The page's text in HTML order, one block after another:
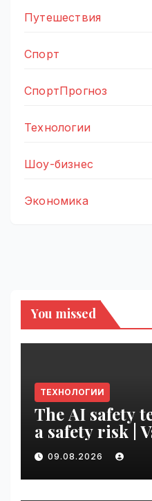
Путешествия
Спорт
СпортПрогноз
Технологии
Шоу-бизнес
Экономика
You missed
ТЕХНОЛОГИИ
The AI safety
a safety risk |
09.08.2026